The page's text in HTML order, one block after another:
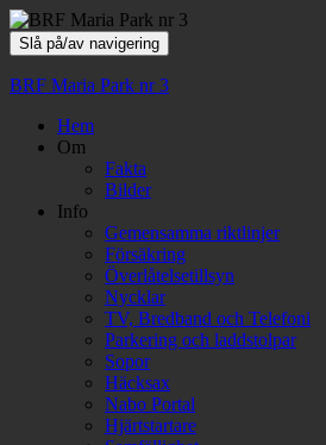
Slå på/av navigering
BRF Maria Park nr 3
Hem
Om
Fakta
Bilder
Info
Gemensamma riktlinjer
Försäkring
Överlåtelsetillsyn
Nycklar
TV, Bredband och Telefoni
Parkering och laddstolpar
Sopor
Häcksax
Nabo Portal
Hjärtstartare